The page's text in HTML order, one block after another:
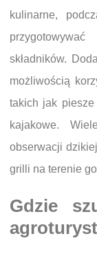
kulinarne,
składników.
możliwością
takich jak piesze
kajakowe.
obserwacji
grilli na terenie
Gdzie